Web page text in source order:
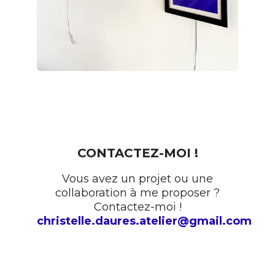
CONTACTEZ-MOI !
Vous avez un projet ou une
collaboration à me proposer ?
Contactez-moi !
christelle.daures.atelier@gmail.com